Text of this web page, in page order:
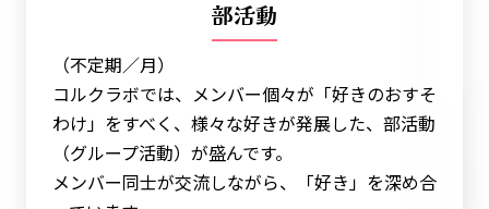
部活動
（不定期／月）
コルクラボでは、メンバー個々が「好きのおすそ
わけ」をすべく、様々な好きが発展した、部活動
（グループ活動）が盛んです。
メンバー同士が交流しながら、「好き」を深め合